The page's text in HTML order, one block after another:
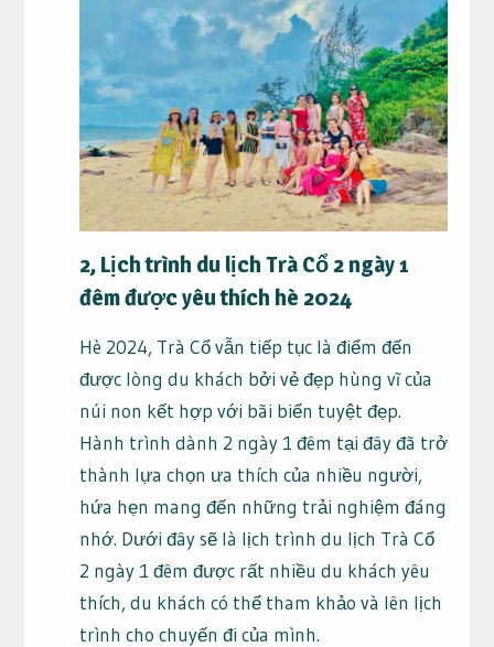
2, Lịch trình du lịch Trà Cổ 2 ngày 1
đêm được yêu thích hè 2024
Hè 2024, Trà Cổ vẫn tiếp tục là điểm đến
được lòng du khách bởi vẻ đẹp hùng vĩ của
núi non kết hợp với bãi biển tuyệt đẹp.
Hành trình dành 2 ngày 1 đêm tại đây đã trở
thành lựa chọn ưa thích của nhiều người,
hứa hẹn mang đến những trải nghiệm đáng
nhớ. Dưới đây sẽ là lịch trình du lịch Trà Cổ
2 ngày 1 đêm được rất nhiều du khách yêu
thích, du khách có thể tham khảo và lên lịch
trình cho chuyến đi của mình.